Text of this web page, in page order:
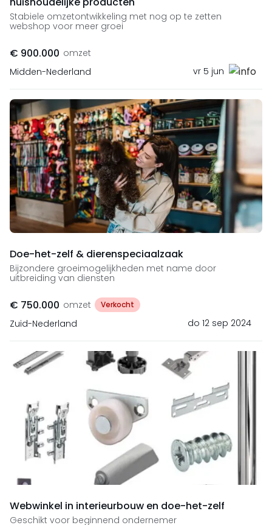
Stabiele omzetontwikkeling met nog op te zetten
webshop voor meer groei
€ 900.000 omzet
Midden-Nederland
vr 5 jun
Doe-het-zelf & dierenspeciaalzaak
Bijzondere groeimogelijkheden met name door
uitbreiding van diensten
€ 750.000 omzet Verkocht
Zuid-Nederland do 12 sep 2024
Webwinkel in interieurbouw en doe-het-zelf
Geschikt voor beginnend ondernemer